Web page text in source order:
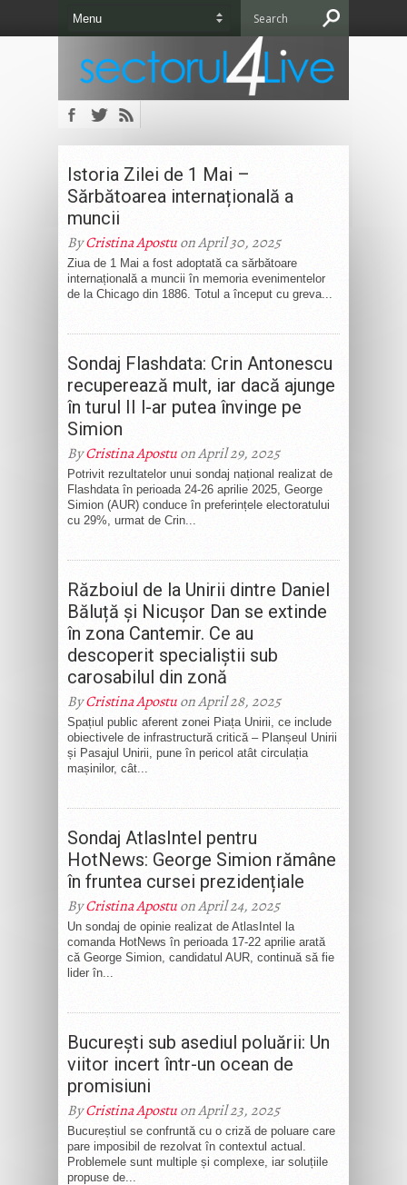
Istoria Zilei de 1 Mai –
Sărbătoarea internațională a
muncii
ByCristina Apostuon April 30, 2025
Ziua de 1 Mai a fost adoptată ca sărbătoare
internațională a muncii în memoria evenimentelor
de la Chicago din 1886. Totul a început cu greva...
Sondaj Flashdata: Crin Antonescu
recuperează mult, iar dacă ajunge
în turul II l-ar putea învinge pe
Simion
ByCristina Apostuon April 29, 2025
Potrivit rezultatelor unui sondaj național realizat de
Flashdata în perioada 24-26 aprilie 2025, George
Simion (AUR) conduce în preferințele electoratului
cu 29%, urmat de Crin...
Războiul de la Unirii dintre Daniel
Băluță și Nicușor Dan se extinde
în zona Cantemir. Ce au
descoperit specialiștii sub
carosabilul din zonă
ByCristina Apostuon April 28, 2025
Spațiul public aferent zonei Piața Unirii, ce include
obiectivele de infrastructură critică – Planșeul Unirii
și Pasajul Unirii, pune în pericol atât circulația
mașinilor, cât...
Sondaj AtlasIntel pentru
HotNews: George Simion rămâne
în fruntea cursei prezidențiale
ByCristina Apostuon April 24, 2025
Un sondaj de opinie realizat de AtlasIntel la
comanda HotNews în perioada 17-22 aprilie arată
că George Simion, candidatul AUR, continuă să fie
lider în...
București sub asediul poluării: Un
viitor incert într-un ocean de
promisiuni
ByCristina Apostuon April 23, 2025
Bucureștiul se confruntă cu o criză de poluare care
pare imposibil de rezolvat în contextul actual.
Problemele sunt multiple și complexe, iar soluțiile
propuse de...